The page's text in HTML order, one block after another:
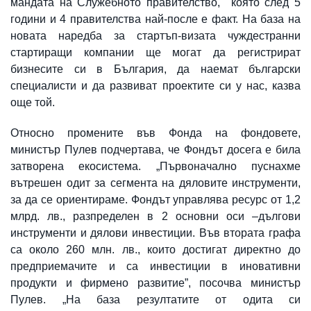
мандата на Служебното правителство, която след 5
години и 4 правителства най-после е факт. На база на
новата наредба за стартъп-визата чуждестранни
стартиращи компании ще могат да регистрират
бизнесите си в България, да наемат български
специалисти и да развиват проектите си у нас, казва
още той.
Относно промените във Фонда на фондовете,
министър Пулев подчертава, че Фондът досега е била
затворена екосистема. „Първоначално пуснахме
вътрешен одит за сегмента на дяловите инструменти,
за да се ориентираме. Фондът управлява ресурс от 1,2
млрд. лв., разпределен в 2 основни оси –дългови
инструменти и дялови инвестиции. Във втората графа
са около 260 млн. лв., които достигат директно до
предприемачите и са инвестиции в иновативни
продукти и фирмено развитие”, посочва министър
Пулев. „На база резултатите от одита си